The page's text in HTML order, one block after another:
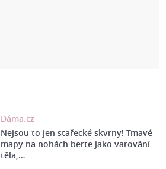
Dáma.cz
Nejsou to jen stařecké skvrny! Tmavé
mapy na nohách berte jako varování
těla,…